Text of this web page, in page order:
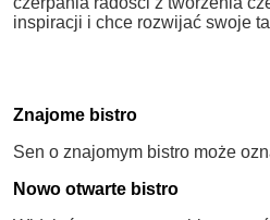
inspiracji i chce rozwijać swoje
Znajome bistro
Sen o znajomym bistro może
Nowo otwarte bistro